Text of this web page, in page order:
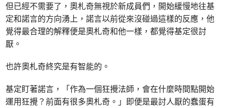
但已經不需要了，奧札奇無視於新成員們，開始緩慢地往基
定和諾言的方向湧上，諾言以前從來沒碰過這樣的反應，他
覺得最合理的解釋便是奧札奇和他一樣，都覺得基定很討
厭。
也許奧札奇終究是有智能的。
基定盯著諾言，「作為一個狂攪法師，會在什麼時間點開始
運用狂攪？前面有很多奧札奇。」即便是最討人厭的蠢蛋有